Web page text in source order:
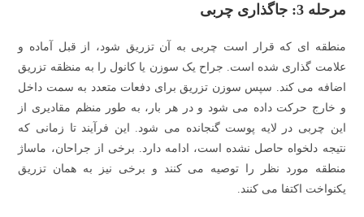
مرحله 3: جاگذاری چربی
منطقه ای که قرار است چربی به آن تزریق شود، از قبل آماده و
علامت گذاری شده است. جراح یک سوزن یا کانول را به منظقه تزریق
اضافه می کند. سپس سوزن تزریق برای دفعات متعدد به سمت داخل
و خارج حرکت داده می شود و در هر بار، به طور منظم مقادیری از
این چربی در لایه پوست گنجانده می شود. این فرآیند تا زمانی که
نتیجه دلخواه حاصل نشده است، ادامه دارد. برخی از جراحان، ماساژ
منطقه مورد نظر را توصیه می کنند و برخی نیز به همان تزریق
یکنواخت اکتفا می کنند.